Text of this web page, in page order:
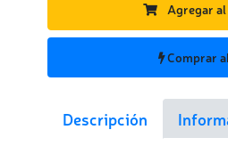
Agregar
Comprar
Descripción